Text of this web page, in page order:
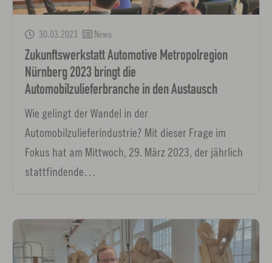
30.03.2023 News
Zukunftswerkstatt Automotive Metropolregion
Nürnberg 2023 bringt die
Automobilzulieferbranche in den Austausch
Wie gelingt der Wandel in der
Automobilzulieferindustrie? Mit dieser Frage im
Fokus hat am Mittwoch, 29. März 2023, der jährlich
stattfindende…